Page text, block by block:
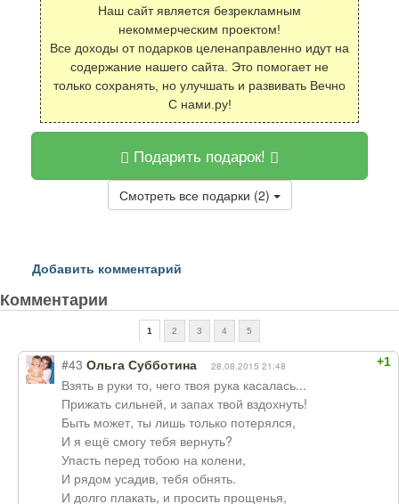
Наш сайт является безрекламным
некоммерческим проектом!
Все доходы от подарков целенаправленно идут на
содержание нашего сайта. Это помогает не
только сохранять, но улучшать и развивать Вечно
С нами.ру!
Подарить подарок!
Смотреть все подарки (2)
Добавить комментарий
Комментарии
1 2 3 4 5
+1
#43 Ольга Субботина 28.08.2015 21:48
Взять в руки то, чего твоя рука касалась...
Прижать сильней, и запах твой вздохнуть!
Быть может, ты лишь только потерялся,
И я ещё смогу тебя вернуть?
Упасть перед тобою на колени,
И рядом усадив, тебя обнять.
И долго плакать, и просить прощенья,